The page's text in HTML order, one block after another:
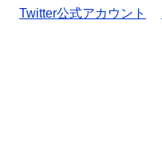
Twitter公式アカウント